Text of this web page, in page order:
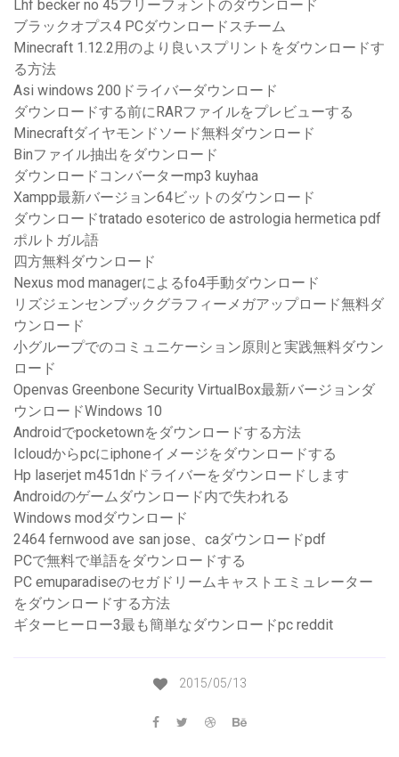
Lhf becker no 45フリーフォントのダウンロード
ブラックオプス4 PCダウンロードスチーム
Minecraft 1.12.2用のより良いスプリントをダウンロードす
る方法
Asi windows 200ドライバーダウンロード
ダウンロードする前にRARファイルをプレビューする
Minecraftダイヤモンドソード無料ダウンロード
Binファイル抽出をダウンロード
ダウンロードコンバーターmp3 kuyhaa
Xampp最新バージョン64ビットのダウンロード
ダウンロードtratado esoterico de astrologia hermetica pdf
ポルトガル語
四方無料ダウンロード
Nexus mod managerによるfo4手動ダウンロード
リズジェンセンブックグラフィーメガアップロード無料ダ
ウンロード
小グループでのコミュニケーション原則と実践無料ダウン
ロード
Openvas Greenbone Security VirtualBox最新バージョンダ
ウンロードWindows 10
Androidでpocketownをダウンロードする方法
Icloudからpcにiphoneイメージをダウンロードする
Hp laserjet m451dnドライバーをダウンロードします
Androidのゲームダウンロード内で失われる
Windows modダウンロード
2464 fernwood ave san jose、caダウンロードpdf
PCで無料で単語をダウンロードする
PC emuparadiseのセガドリームキャストエミュレーター
をダウンロードする方法
ギターヒーロー3最も簡単なダウンロードpc reddit
2015/05/13